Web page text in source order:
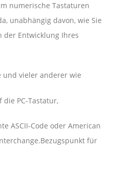
numerische Tastaturen
unabhängig davon, wie Sie
Entwicklung Ihres
und vieler anderer wie
die PC-Tastatur,
ASCII-Code oder American
für